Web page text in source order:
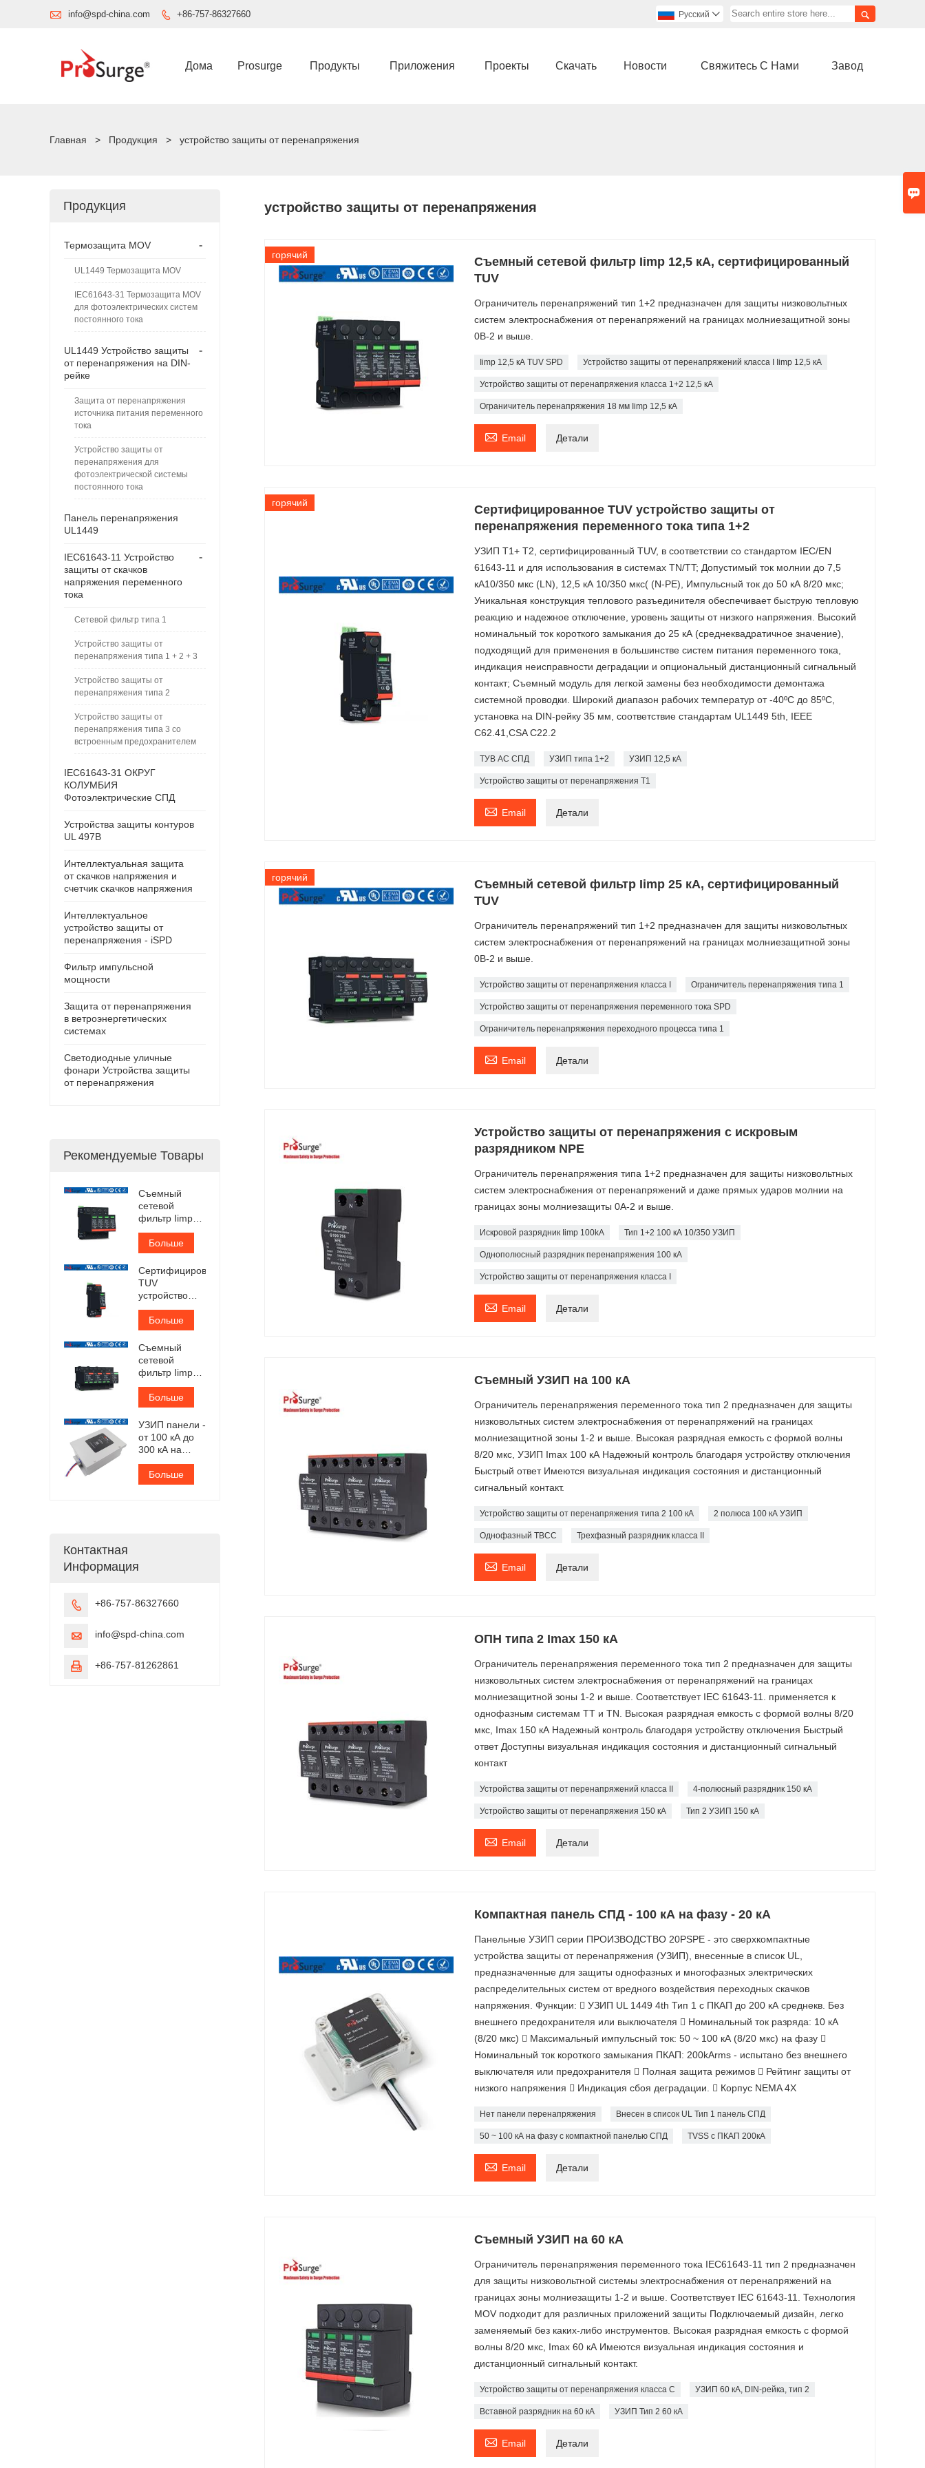

 info@spd-china.com  +86-757-86327660 
Pусский 
Дома Prosurge Продукты Приложения Проекты Скачать Новости Свяжитесь С Нами Завод
Главная > Продукция > устройство защиты от перенапряжения
устройство защиты от перенапряжения
горячий
Съемный сетевой фильтр Iimp 12,5 кА, сертифицированный
TUV
Ограничитель перенапряжений тип 1+2 предназначен для защиты низковольтных
систем электроснабжения от перенапряжений на границах молниезащитной зоны
0В-2 и выше.
Iimp 12,5 кА TUV SPD Устройство защиты от перенапряжений класса I Iimp 12,5 кА
Устройство защиты от перенапряжения класса 1+2 12,5 кА
Ограничитель перенапряжения 18 мм Iimp 12,5 кА
 Email Детали
горячий
Сертифицированное TUV устройство защиты от
перенапряжения переменного тока типа 1+2
УЗИП T1+ T2, сертифицированный TUV, в соответствии со стандартом IEC/EN
61643-11 и для использования в системах TN/TT; Допустимый ток молнии до 7,5
кА10/350 мкс (LN), 12,5 кА 10/350 мкс( (N-PE), Импульсный ток до 50 кА 8/20 мкс;
Уникальная конструкция теплового разъединителя обеспечивает быструю тепловую
реакцию и надежное отключение, уровень защиты от низкого напряжения. Высокий
номинальный ток короткого замыкания до 25 кА (среднеквадратичное значение),
подходящий для применения в большинстве систем питания переменного тока,
индикация неисправности деградации и опциональный дистанционный сигнальный
контакт; Съемный модуль для легкой замены без необходимости демонтажа
системной проводки. Широкий диапазон рабочих температур от -40ºC до 85ºC,
установка на DIN-рейку 35 мм, соответствие стандартам UL1449 5th, IEEE
C62.41,CSA C22.2
ТУВ АС СПД УЗИП типа 1+2 УЗИП 12,5 кА
Устройство защиты от перенапряжения T1
 Email Детали
горячий
Съемный сетевой фильтр Iimp 25 кА, сертифицированный
TUV
Ограничитель перенапряжений тип 1+2 предназначен для защиты низковольтных
систем электроснабжения от перенапряжений на границах молниезащитной зоны
0В-2 и выше.
Устройство защиты от перенапряжения класса I Ограничитель перенапряжения типа 1
Устройство защиты от перенапряжения переменного тока SPD
Ограничитель перенапряжения переходного процесса типа 1
 Email Детали
Устройство защиты от перенапряжения с искровым
разрядником NPE
Ограничитель перенапряжения типа 1+2 предназначен для защиты низковольтных
систем электроснабжения от перенапряжений и даже прямых ударов молнии на
границах зоны молниезащиты 0А-2 и выше.
Искровой разрядник Iimp 100kA Тип 1+2 100 кА 10/350 УЗИП
Однополюсный разрядник перенапряжения 100 кА
Устройство защиты от перенапряжения класса I
 Email Детали
Съемный УЗИП на 100 кА
Ограничитель перенапряжения переменного тока тип 2 предназначен для защиты
низковольтных систем электроснабжения от перенапряжений на границах
молниезащитной зоны 1-2 и выше. Высокая разрядная емкость с формой волны
8/20 мкс, УЗИП Imax 100 кА Надежный контроль благодаря устройству отключения
Быстрый ответ Имеются визуальная индикация состояния и дистанционный
сигнальный контакт.
Устройство защиты от перенапряжения типа 2 100 кА 2 полюса 100 кА УЗИП
Однофазный ТВСС Трехфазный разрядник класса II
 Email Детали
ОПН типа 2 Imax 150 кА
Ограничитель перенапряжения переменного тока тип 2 предназначен для защиты
низковольтных систем электроснабжения от перенапряжений на границах
молниезащитной зоны 1-2 и выше. Соответствует IEC 61643-11. применяется к
однофазным системам TT и TN. Высокая разрядная емкость с формой волны 8/20
мкс, Imax 150 кА Надежный контроль благодаря устройству отключения Быстрый
ответ Доступны визуальная индикация состояния и дистанционный сигнальный
контакт
Устройства защиты от перенапряжений класса II 4-полюсный разрядник 150 кА
Устройство защиты от перенапряжения 150 кА Тип 2 УЗИП 150 кА
 Email Детали
Компактная панель СПД - 100 кА на фазу - 20 кА
Панельные УЗИП серии ПРОИЗВОДСТВО 20PSPE - это сверхкомпактные
устройства защиты от перенапряжения (УЗИП), внесенные в список UL,
предназначенные для защиты однофазных и многофазных электрических
распределительных систем от вредного воздействия переходных скачков
напряжения. Функции:  УЗИП UL 1449 4th Тип 1 с ПКАП до 200 кА среднекв. Без
внешнего предохранителя или выключателя  Номинальный ток разряда: 10 кА
(8/20 мкс)  Максимальный импульсный ток: 50 ~ 100 кА (8/20 мкс) на фазу 
Номинальный ток короткого замыкания ПКАП: 200kArms - испытано без внешнего
выключателя или предохранителя  Полная защита режимов  Рейтинг защиты от
низкого напряжения  Индикация сбоя деградации.  Корпус NEMA 4X
Нет панели перенапряжения Внесен в список UL Тип 1 панель СПД
50 ~ 100 кА на фазу с компактной панелью СПД TVSS с ПКАП 200кА
 Email Детали
Съемный УЗИП на 60 кА
Ограничитель перенапряжения переменного тока IEC61643-11 тип 2 предназначен
для защиты низковольтной системы электроснабжения от перенапряжений на
границах зоны молниезащиты 1-2 и выше. Соответствует IEC 61643-11. Технология
MOV подходит для различных приложений защиты Подключаемый дизайн, легко
заменяемый без каких-либо инструментов. Высокая разрядная емкость с формой
волны 8/20 мкс, Imax 60 кА Имеются визуальная индикация состояния и
дистанционный сигнальный контакт.
Устройство защиты от перенапряжения класса C УЗИП 60 кА, DIN-рейка, тип 2
Вставной разрядник на 60 кА УЗИП Тип 2 60 кА
 Email Детали
Продукция
-
Термозащита MOV
UL1449 Термозащита MOV
IEC61643-31 Термозащита MOV
для фотоэлектрических систем
постоянного тока
-
UL1449 Устройство защиты
от перенапряжения на DIN-
рейке
Защита от перенапряжения
источника питания переменного
тока
Устройство защиты от
перенапряжения для
фотоэлектрической системы
постоянного тока
Панель перенапряжения
UL1449
-
IEC61643-11 Устройство
защиты от скачков
напряжения переменного
тока
Сетевой фильтр типа 1
Устройство защиты от
перенапряжения типа 1 + 2 + 3
Устройство защиты от
перенапряжения типа 2
Устройство защиты от
перенапряжения типа 3 со
встроенным предохранителем
IEC61643-31 ОКРУГ
КОЛУМБИЯ
Фотоэлектрические СПД
Устройства защиты контуров
UL 497B
Интеллектуальная защита
от скачков напряжения и
счетчик скачков напряжения
Интеллектуальное
устройство защиты от
перенапряжения - iSPD
Фильтр импульсной
мощности
Защита от перенапряжения
в ветроэнергетических
системах
Светодиодные уличные
фонари Устройства защиты
от перенапряжения
Рекомендуемые Товары
Съемный
сетевой
фильтр Iimp
12,5 кА,
сертифицированный
TUV
Больше
Сертифицированное
TUV
устройство
защиты от
перенапряжения
переменного
тока типа 1+2
Больше
Съемный
сетевой
фильтр Iimp
25 кА,
сертифицированный
TUV
Больше
УЗИП панели -
от 100 кА до
300 кА на
фазу
Больше
Контактная
Информация
 +86-757-86327660
 info@spd-china.com
 +86-757-81262861